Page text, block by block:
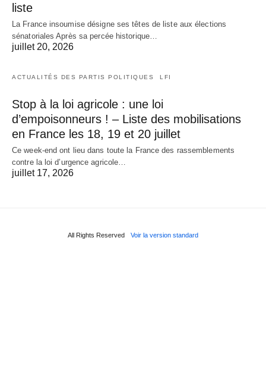
liste
La France insoumise désigne ses têtes de liste aux élections
sénatoriales Après sa percée historique…
juillet 20, 2026
ACTUALITÉS DES PARTIS POLITIQUES LFI
Stop à la loi agricole : une loi
d’empoisonneurs ! – Liste des mobilisations
en France les 18, 19 et 20 juillet
Ce week-end ont lieu dans toute la France des rassemblements
contre la loi d’urgence agricole…
juillet 17, 2026
All Rights Reserved Voir la version standard